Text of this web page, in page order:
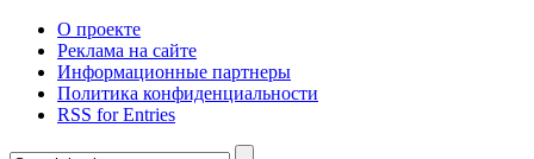
О проекте
Реклама на сайте
Информационные партнеры
Политика конфиденциальности
RSS for Entries